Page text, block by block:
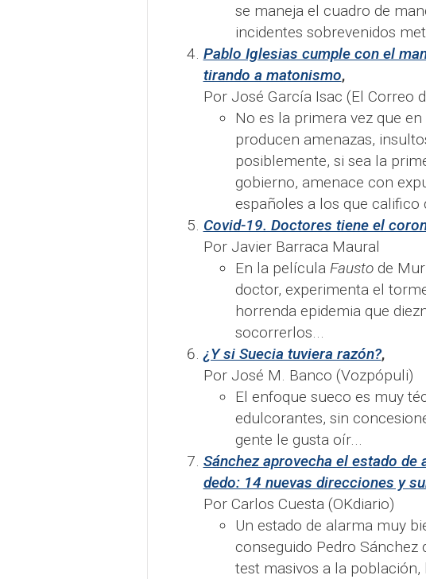
se maneja el cuadro de
incidentes sobrevenidos
Pablo Iglesias cumple con el
tirando a matonismo,
Por José García Isac (El Correo
No es la primera vez que
producen amenazas,
posiblemente, si sea la
gobierno, amenace con
españoles a los que califico
Covid-19. Doctores tiene el
Por Javier Barraca Maural
En la película Fausto de
doctor, experimenta el
horrenda epidemia que
socorrerlos...
¿Y si Suecia tuviera razón?,
Por José M. Banco (Vozpópuli)
El enfoque sueco es muy
edulcorantes, sin
gente le gusta oír...
Sánchez aprovecha el estado
dedo: 14 nuevas direcciones y
Por Carlos Cuesta (OKdiario)
Un estado de alarma muy
conseguido Pedro
test masivos a la